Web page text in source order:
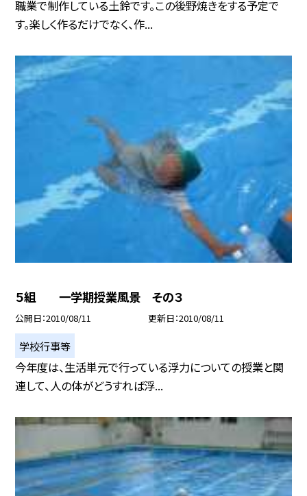
職業で制作している土鈴です。この後野焼きをする予定で
す。楽しく作るだけでなく、作...
５組 一学期授業風景 その３
公開日 2010/08/11 更新日 2010/08/11
学校行事等
今年度は、生活単元で行っている浮力についての授業と関
連して、人の体がどうすれば浮...